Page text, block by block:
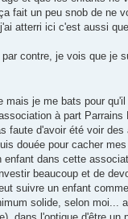
fait un peu snob de ne
atterri ici c'est aussi
contre, je vois que je
je me bats pour qu'il
à part Parrains
faute d'avoir été voir
douée pour cacher
dans cette
beaucoup et de
suivre un enfant
solide, selon moi...